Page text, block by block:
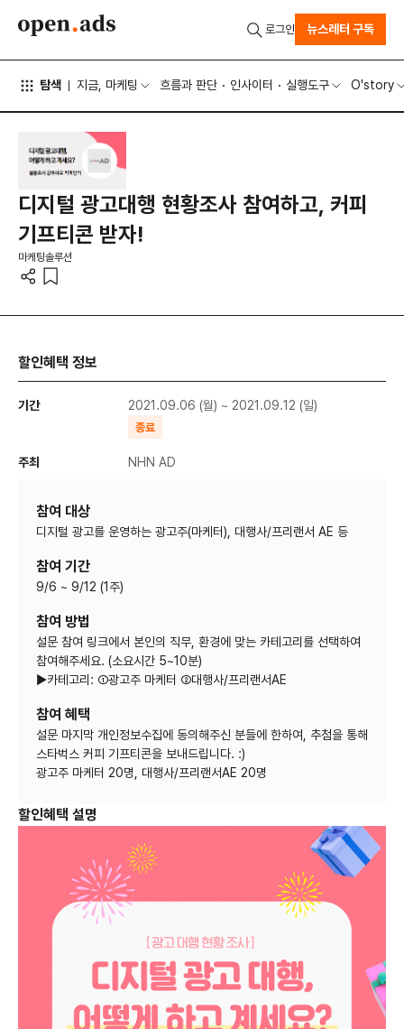
탐색 지금, 마케팅 흐름과 판단 인사이터 실행도구 O'story
로그인 뉴스레터 구독
디지털 광고대행 현황조사 참여하고, 커피
기프티콘 받자!
마케팅솔루션
할인혜택 정보
기간 2021.09.06 (월) ~ 2021.09.12 (일)
종료
주최 NHN AD
참여 대상
디지털 광고를 운영하는 광고주(마케터), 대행사/프리랜서 AE 등
참여 기간
9/6 ~ 9/12 (1주)
참여 방법
설문 참여 링크에서 본인의 직무, 환경에 맞는 카테고리를 선택하여
참여해주세요. (소요시간 5~10분)
▶카테고리: ①광고주 마케터 ②대행사/프리랜서AE
참여 혜택
설문 마지막 개인정보수집에 동의해주신 분들에 한하여, 추첨을 통해
스타벅스 커피 기프티콘을 보내드립니다. :)
광고주 마케터 20명, 대행사/프리랜서AE 20명
할인혜택 설명